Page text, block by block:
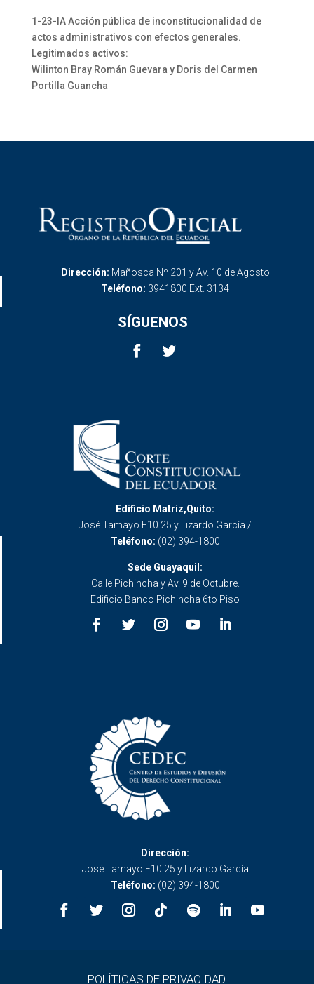
1-23-IA Acción pública de inconstitucionalidad de
actos administrativos con efectos generales.
Legitimados activos:
Wilinton Bray Román Guevara y Doris del Carmen
Portilla Guancha
Dirección: Mañosca Nº 201 y Av. 10 de Agosto
Teléfono: 3941800 Ext. 3134
SÍGUENOS
Edificio Matriz,Quito:
José Tamayo E10 25 y Lizardo García /
Teléfono: (02) 394-1800
Sede Guayaquil:
Calle Pichincha y Av. 9 de Octubre.
Edificio Banco Pichincha 6to Piso
Dirección:
José Tamayo E10 25 y Lizardo García
Teléfono: (02) 394-1800
POLÍTICAS DE PRIVACIDAD